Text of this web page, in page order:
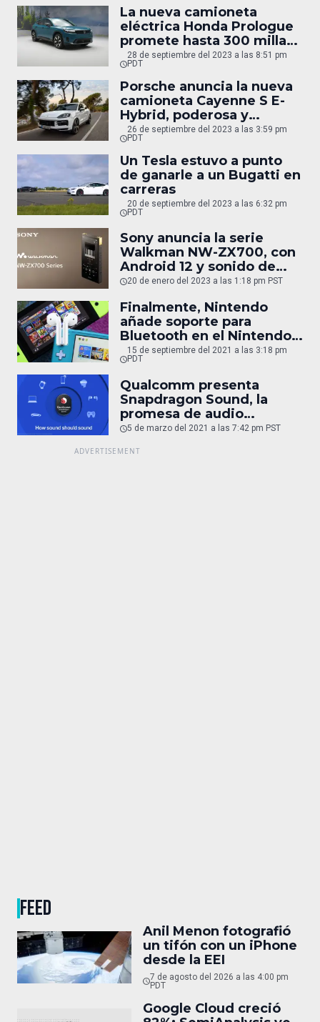
La nueva camioneta
eléctrica Honda Prologue
promete hasta 300 millas
de autonomía
28 de septiembre del 2023 a las 8:51 pm
PDT
Porsche anuncia la nueva
camioneta Cayenne S E-
Hybrid, poderosa y
eficiente
26 de septiembre del 2023 a las 3:59 pm
PDT
Un Tesla estuvo a punto
de ganarle a un Bugatti en
carreras
20 de septiembre del 2023 a las 6:32 pm
PDT
Sony anuncia la serie
Walkman NW-ZX700, con
Android 12 y sonido de
alta fidelidad
20 de enero del 2023 a las 1:18 pm PST
Finalmente, Nintendo
añade soporte para
Bluetooth en el Nintendo
Switch
15 de septiembre del 2021 a las 3:18 pm
PDT
Qualcomm presenta
Snapdragon Sound, la
promesa de audio
inalámbrico de alta
5 de marzo del 2021 a las 7:42 pm PST
FEED
Anil Menon fotografió
un tifón con un iPhone
desde la EEI
7 de agosto del 2026 a las 4:00 pm
PDT
Google Cloud creció